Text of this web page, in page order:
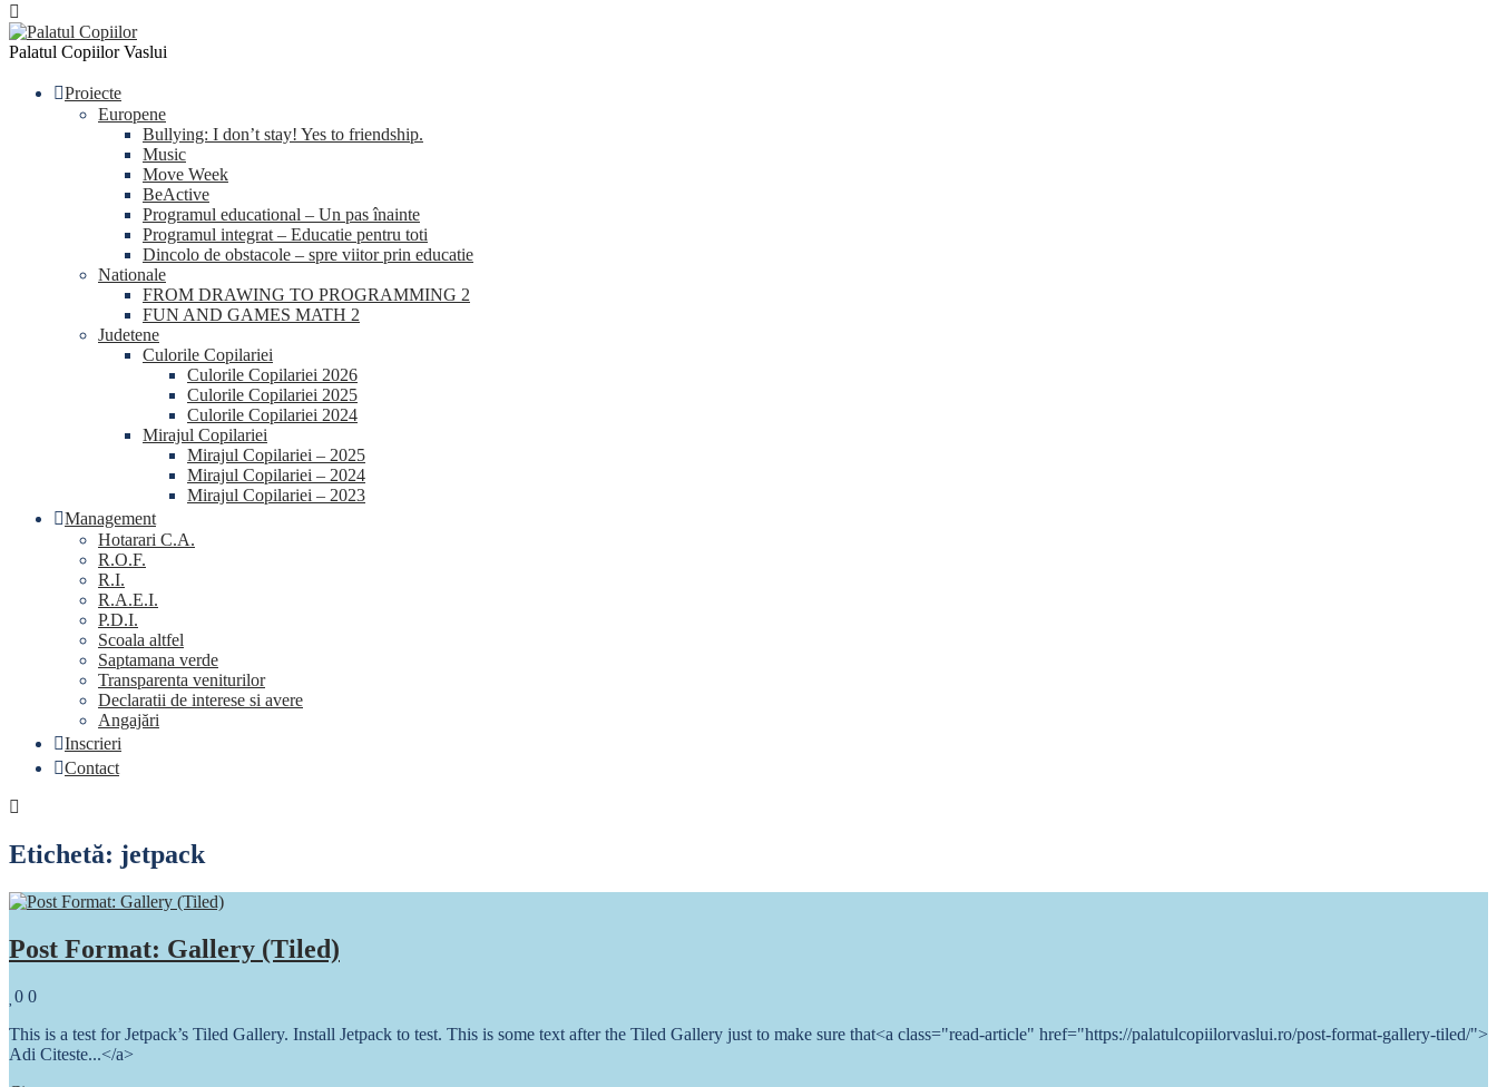
Palatul Copiilor Vaslui
Proiecte
Europene
Bullying: I don’t stay! Yes to friendship.
Music
Move Week
BeActive
Programul educational – Un pas înainte
Programul integrat – Educatie pentru toti
Dincolo de obstacole – spre viitor prin educatie
Nationale
FROM DRAWING TO PROGRAMMING 2
FUN AND GAMES MATH 2
Judetene
Culorile Copilariei
Culorile Copilariei 2026
Culorile Copilariei 2025
Culorile Copilariei 2024
Mirajul Copilariei
Mirajul Copilariei – 2025
Mirajul Copilariei – 2024
Mirajul Copilariei – 2023
Management
Hotarari C.A.
R.O.F.
R.I.
R.A.E.I.
P.D.I.
Scoala altfel
Saptamana verde
Transparenta veniturilor
Declaratii de interese si avere
Angajări
Inscrieri
Contact
Etichetă: jetpack
Post Format: Gallery (Tiled)
Likes
0Comments
0
This is a test for Jetpack’s Tiled Gallery. Install Jetpack to test. This is some text after the Tiled Gallery just to make sure that<a class="read-article" href="https://palatulcopiilorvaslui.ro/post-format-gallery-tiled/">
Adi Citeste...</a>